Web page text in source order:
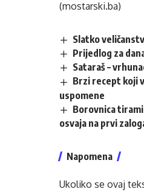
(mostarski.ba)
Slatko
Prijedlog za
Sataraš –
Brzi recept koji
uspomene
Borovnica
osvaja na prvi
Napomena
Ukoliko se ovaj